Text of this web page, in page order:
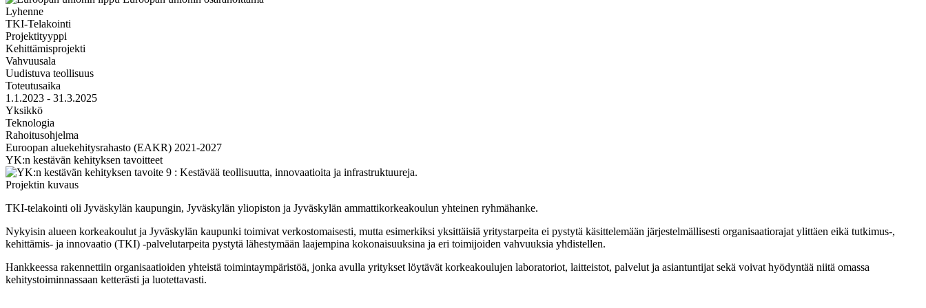
Lyhenne
TKI-Telakointi
Projektityyppi
Kehittämisprojekti
Vahvuusala
Uudistuva teollisuus
Toteutusaika
1.1.2023 - 31.3.2025
Yksikkö
Teknologia
Rahoitusohjelma
Euroopan aluekehitysrahasto (EAKR) 2021-2027
YK:n kestävän kehityksen tavoitteet
Projektin kuvaus
TKI-telakointi oli Jyväskylän kaupungin, Jyväskylän yliopiston ja Jyväskylän ammattikorkeakoulun yhteinen ryhmähanke.
Nykyisin alueen korkeakoulut ja Jyväskylän kaupunki toimivat verkostomaisesti, mutta esimerkiksi yksittäisiä yritystarpeita ei pystytä käsittelemään järjestelmällisesti organisaatiorajat ylittäen eikä tutkimus-,
kehittämis- ja innovaatio (TKI) -palvelutarpeita pystytä lähestymään laajempina kokonaisuuksina ja eri toimijoiden vahvuuksia yhdistellen.
Hankkeessa rakennettiin organisaatioiden yhteistä toimintaympäristöä, jonka avulla yritykset löytävät korkeakoulujen laboratoriot, laitteistot, palvelut ja asiantuntijat sekä voivat hyödyntää niitä omassa
kehitystoiminnassaan ketterästi ja luotettavasti.